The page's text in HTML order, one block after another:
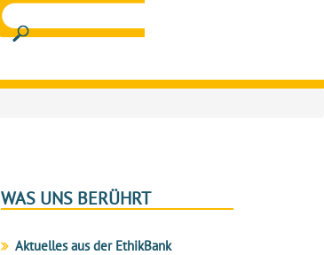
WAS UNS BERÜHRT
Aktuelles aus der EthikBank